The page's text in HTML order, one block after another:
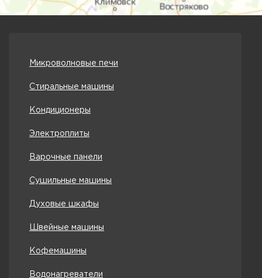
Микроволновые печи
Стиральные машины
Кондиционеры
Электроплиты
Варочные панели
Сушильные машины
Духовые шкафы
Швейные машины
Кофемашины
Водонагреватели